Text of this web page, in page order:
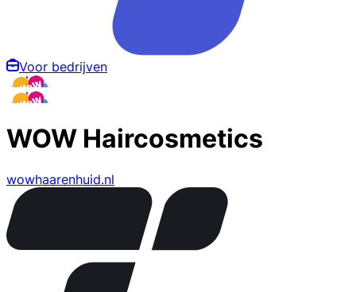
Voor bedrijven
WOW Haircosmetics
wowhaarenhuid.nl